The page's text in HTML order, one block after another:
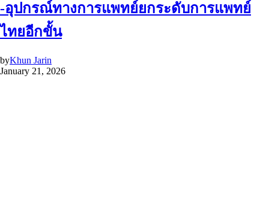
-อุปกรณ์ทางการแพทย์ยกระดับการแพทย์
ไทยอีกขั้น
byKhun Jarin
January 21, 2026